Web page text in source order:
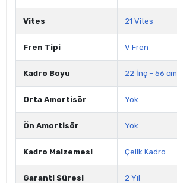
Vites 21 Vites
Fren Tipi V Fren
Kadro Boyu 22 İnç – 56 cm
Orta Amortisör Yok
Ön Amortisör Yok
Kadro Malzemesi Çelik Kadro
Garanti Süresi 2 Yıl